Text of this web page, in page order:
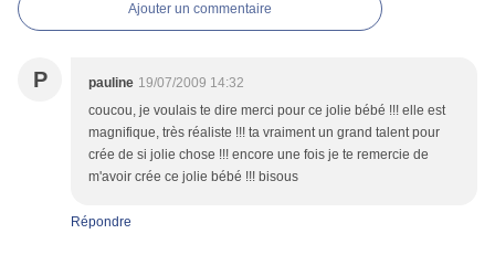
Ajouter un commentaire
P pauline 19/07/2009 14:32
coucou, je voulais te dire merci pour ce jolie bébé !!! elle est
magnifique, très réaliste !!! ta vraiment un grand talent pour
crée de si jolie chose !!! encore une fois je te remercie de
m'avoir crée ce jolie bébé !!! bisous
Répondre